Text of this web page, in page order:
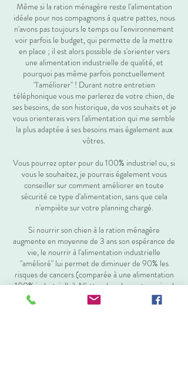
Même si la ration ménagère reste l'alimentation
idéale pour nos compagnons à quatre pattes, nous
n'avons pas toujours le temps ou l'environnement
voir parfois le budget, qui permette de la mettre
en place ; il est alors possible de s'orienter vers
une alimentation industrielle de qualité, et
pourquoi pas même parfois ponctuellement
"l'améliorer" ! Durant notre entretien
téléphonique vous me parlerez de votre chien, de
ses besoins, de son historique, de vos souhaits et je
vous orienterais vers l'alimentation qui me semble
la plus adaptée à ses besoins mais également aux
vôtres.
Vous pourrez opter pour du 100% industriel ou, si
vous le souhaitez, je pourrais également vous
conseiller sur comment améliorer en toute
sécurité ce type d'alimentation, sans que cela
n'empiète sur votre planning chargé.
Si nourrir son chien à la ration ménagère
augmente en moyenne de 3 ans son espérance de
vie, le nourrir à l'alimentation industrielle
"amélioré" lui permet de diminuer de 90% les
risques de cancers (comparée à une alimentation
100% industrielle). N'attendez plus, votre animal
vous remerciera !